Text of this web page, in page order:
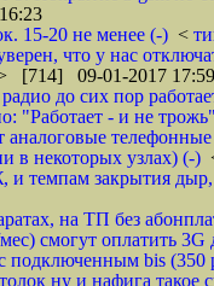
15-20 не менее (-) <
что у нас
[714] 09-01-2017 17:59
до сих пор
"Работает - и не
аналоговые
в некоторых узлах) (-)
и темпам закрытия
на ТП без
смогут оплатить
bis (350
ну и нафига такое